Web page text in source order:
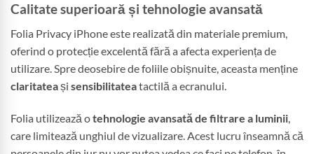
Calitate superioară și tehnologie avansată
Folia Privacy iPhone este realizată din materiale premium,
oferind o protecție excelentă fără a afecta experiența de
utilizare. Spre deosebire de foliile obișnuite, aceasta menține
claritateași sensibilitateatactilă a ecranului.
Folia utilizează otehnologie avansată de filtrare a luminii
care limitează unghiul de vizualizare. Acest lucru înseamnă că